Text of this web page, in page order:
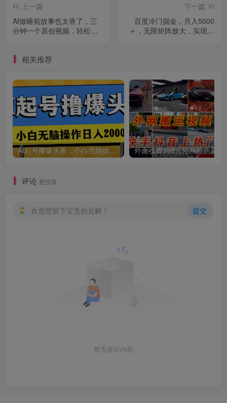
上一篇
AI做睡前故事也太香了，三
分钟一个原创视频，轻松月
下一篇
百度冷门掘金，月入5000
＋，无限矩阵放大，实现管
相关推荐
AI起号撸爆头条，小白也能操作，日入2000+
评论 抢沙发
欢迎您留下宝贵的见解！ 提交
暂无评论内容